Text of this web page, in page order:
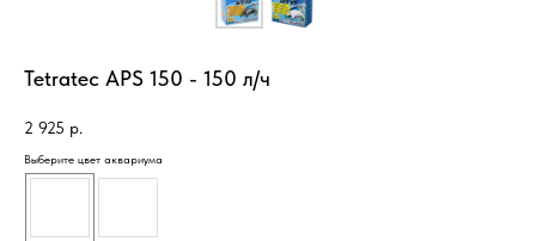
Tetratec АРS 150 - 150 л/ч
2 925 р.
Выберите цвет аквариума